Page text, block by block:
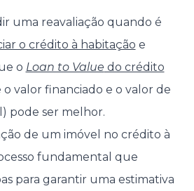
uma reavaliação quando é
o crédito à habitação e
o Loan to Value do crédito
o valor financiado e o valor de
pode ser melhor.
de um imóvel no crédito à
fundamental que
para garantir uma estimativa